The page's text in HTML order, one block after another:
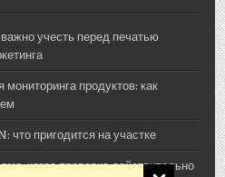
учесть перед печатью
продуктов: как
что пригодится на участке
когда проверка действительно